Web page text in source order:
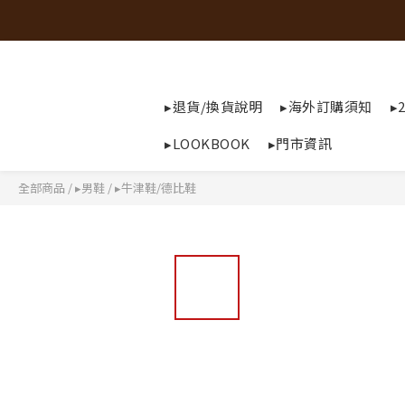
▸退貨/換貨說明 ▸海外訂購須知
▸LOOKBOOK
▸門市資訊
全部商品 /▸男鞋 /▸牛津鞋/德比鞋